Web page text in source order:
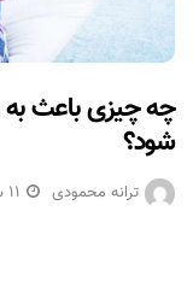
چه چیزی باعث
شود؟
ترانه محمودی 11 سپتامبر 2021